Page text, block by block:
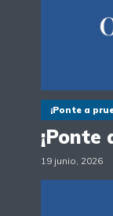
¡Ponte a
¡Ponte
19 junio, 2026